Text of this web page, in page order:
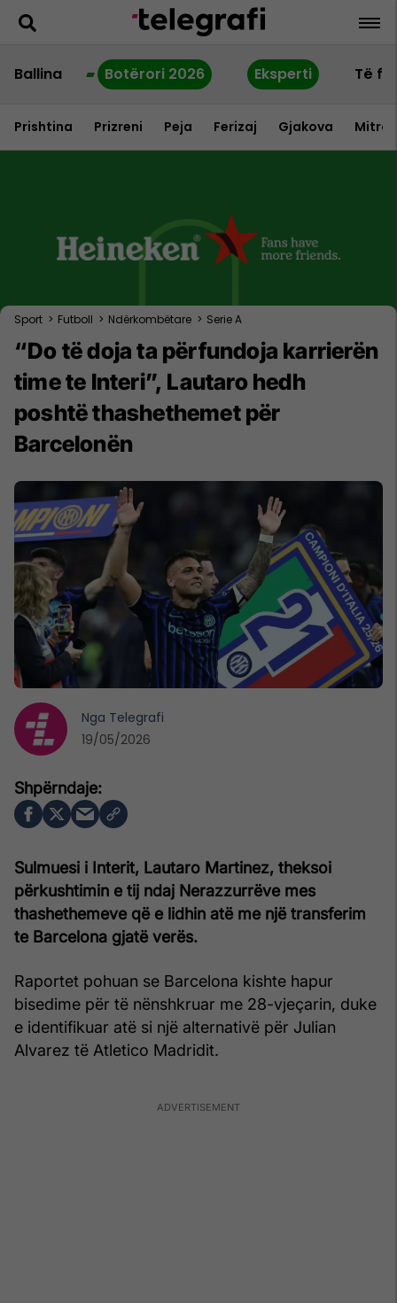
Ballina Botërori 2026 Eksperti Të
Prishtina Prizreni Peja Ferizaj Gjakova
Sport > Futboll > Ndërkombëtare > Serie A
“Do të doja ta përfundoja karrierën
time te Interi”, Lautaro hedh
poshtë thashethemet për
Barcelonën
Sulmuesi i Interit, Lautaro Martinez, theksoi
përkushtimin e tij ndaj Nerazzurrëve mes
thashethemeve që e lidhin atë me një transferim
te Barcelona gjatë verës.
Raportet pohuan se Barcelona kishte hapur
bisedime për të nënshkruar me 28-vjeçarin, duke
e identifikuar atë si një alternativë për Julian
Alvarez të Atletico Madridit.
Nga Telegrafi
19/05/2026